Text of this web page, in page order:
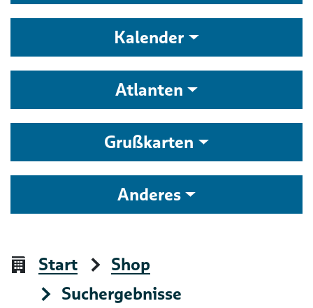
Kalender
Atlanten
Grußkarten
Anderes
Start
Shop
Suchergebnisse